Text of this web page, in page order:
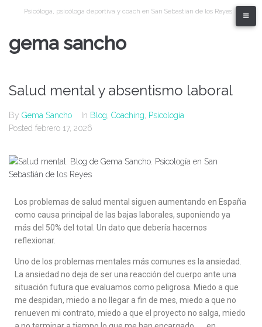
Psicóloga, psicóloga deportiva y coach en San Sebastián de los Reyes
gema sancho
Salud mental y absentismo laboral
By Gema Sancho In Blog Coaching Psicología
Posted febrero 17, 2026
Los problemas de salud mental siguen aumentando en España
como causa principal de las bajas laborales, suponiendo ya
más del 50% del total. Un dato que debería hacernos
reflexionar.
Uno de los problemas mentales más comunes es la ansiedad.
La ansiedad no deja de ser una reacción del cuerpo ante una
situación futura que evaluamos como peligrosa. Miedo a que
me despidan, miedo a no llegar a fin de mes, miedo a que no
renueven mi contrato, miedo a que el proyecto no salga, miedo